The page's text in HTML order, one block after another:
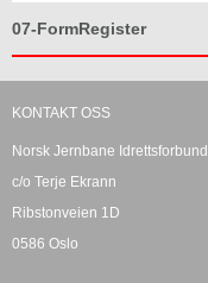
07-FormRegister
KONTAKT OSS
Norsk Jernbane Idrettsforbund
c/o Terje Ekrann
Ribstonveien 1D
0586 Oslo